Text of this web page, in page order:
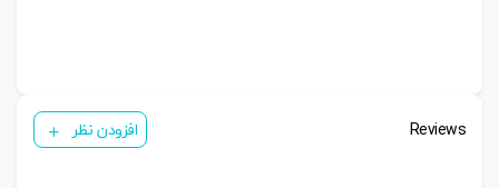
Reviews افزودن نظر